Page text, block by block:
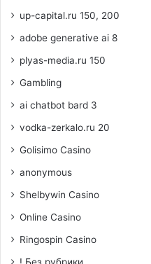
up-capital.ru 150, 200
adobe generative ai 8
plyas-media.ru 150
Gambling
ai chatbot bard 3
vodka-zerkalo.ru 20
Golisimo Casino
anonymous
Shelbywin Casino
Online Casino
Ringospin Casino